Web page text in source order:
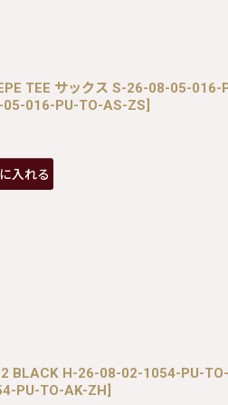
TEE サックス S-26-08-05-016-
016-PU-TO-AS-ZS]
入れる
BLACK H-26-08-02-1054-PU-
PU-TO-AK-ZH]